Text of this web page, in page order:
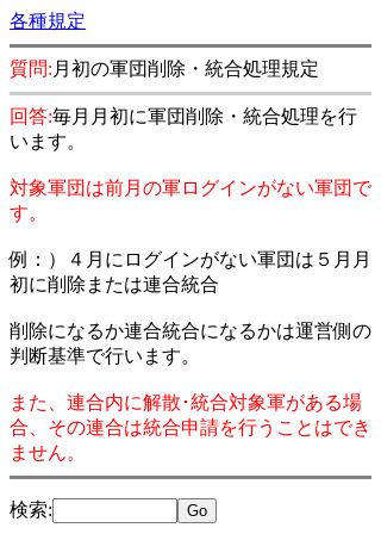
各種規定
質問: 月初の軍団削除・統合処理規定
回答:毎月月初に軍団削除・統合処理を行
います。
対象軍団は前月の軍ログインがない軍団で
す。
例：）４月にログインがない軍団は５月月
初に削除または連合統合
削除になるか連合統合になるかは運営側の
判断基準で行います。
また、連合内に解散･統合対象軍がある場
合、その連合は統合申請を行うことはでき
ません。
検索: